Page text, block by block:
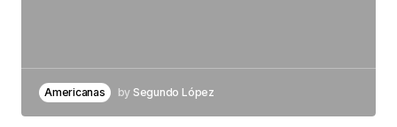
Americanas by Segundo López